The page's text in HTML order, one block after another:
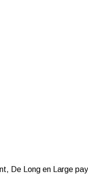
De Long en Large